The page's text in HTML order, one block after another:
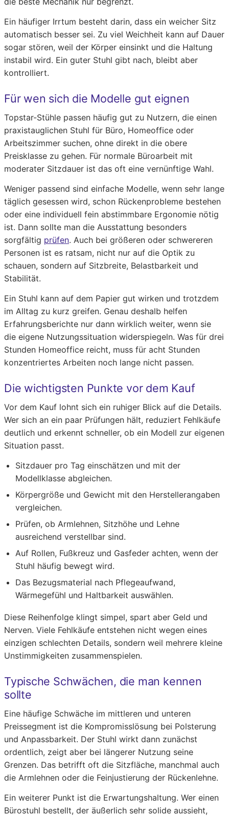
Ein häufiger Irrtum besteht darin, dass ein weicher Sitz
automatisch besser sei. Zu viel Weichheit kann auf Dauer
sogar stören, weil der Körper einsinkt und die Haltung
instabil wird. Ein guter Stuhl gibt nach, bleibt aber
kontrolliert.
Für wen sich die Modelle gut eignen
Topstar-Stühle passen häufig gut zu Nutzern, die einen
praxistauglichen Stuhl für Büro, Homeoffice oder
Arbeitszimmer suchen, ohne direkt in die obere
Preisklasse zu gehen. Für normale Büroarbeit mit
moderater Sitzdauer ist das oft eine vernünftige Wahl.
Weniger passend sind einfache Modelle, wenn sehr lange
täglich gesessen wird, schon Rückenprobleme bestehen
oder eine individuell fein abstimmbare Ergonomie nötig
ist. Dann sollte man die Ausstattung besonders
sorgfältig prüfen. Auch bei größeren oder schwereren
Personen ist es ratsam, nicht nur auf die Optik zu
schauen, sondern auf Sitzbreite, Belastbarkeit und
Stabilität.
Ein Stuhl kann auf dem Papier gut wirken und trotzdem
im Alltag zu kurz greifen. Genau deshalb helfen
Erfahrungsberichte nur dann wirklich weiter, wenn sie
die eigene Nutzungssituation widerspiegeln. Was für drei
Stunden Homeoffice reicht, muss für acht Stunden
konzentriertes Arbeiten noch lange nicht passen.
Die wichtigsten Punkte vor dem Kauf
Vor dem Kauf lohnt sich ein ruhiger Blick auf die Details.
Wer sich an ein paar Prüfungen hält, reduziert Fehlkäufe
deutlich und erkennt schneller, ob ein Modell zur eigenen
Situation passt.
Sitzdauer pro Tag einschätzen und mit der
Modellklasse abgleichen.
Körpergröße und Gewicht mit den Herstellerangaben
vergleichen.
Prüfen, ob Armlehnen, Sitzhöhe und Lehne
ausreichend verstellbar sind.
Auf Rollen, Fußkreuz und Gasfeder achten, wenn der
Stuhl häufig bewegt wird.
Das Bezugsmaterial nach Pflegeaufwand,
Wärmegefühl und Haltbarkeit auswählen.
Diese Reihenfolge klingt simpel, spart aber Geld und
Nerven. Viele Fehlkäufe entstehen nicht wegen eines
einzigen schlechten Details, sondern weil mehrere kleine
Unstimmigkeiten zusammenspielen.
Typische Schwächen, die man kennen
sollte
Eine häufige Schwäche im mittleren und unteren
Preissegment ist die Kompromisslösung bei Polsterung
und Anpassbarkeit. Der Stuhl wirkt dann zunächst
ordentlich, zeigt aber bei längerer Nutzung seine
Grenzen. Das betrifft oft die Sitzfläche, manchmal auch
die Armlehnen oder die Feinjustierung der Rückenlehne.
Ein weiterer Punkt ist die Erwartungshaltung. Wer einen
Bürostuhl bestellt, der äußerlich sehr solide aussieht,